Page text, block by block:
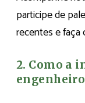
participe de
recentes e faça
2. Como a